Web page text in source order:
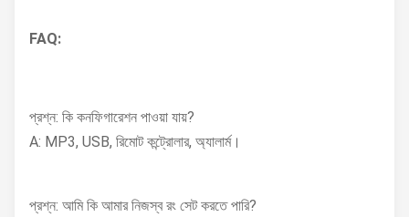
FAQ:
প্রশ্ন: কি কনফিগারেশন পাওয়া যায়?
A: MP3, USB, রিমোট কন্ট্রোলার, অ্যালার্ম।
প্রশ্ন: আমি কি আমার নিজস্ব রং সেট করতে পারি?